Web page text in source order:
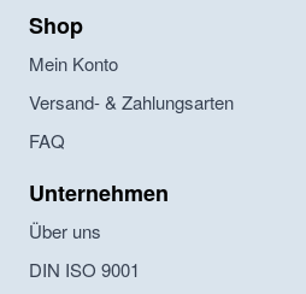
Shop
Mein Konto
Versand- & Zahlungsarten
FAQ
Unternehmen
Über uns
DIN ISO 9001